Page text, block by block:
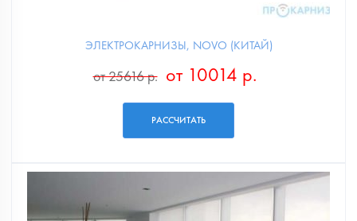
ЭЛЕКТРОКАРНИЗЫ, NOVO (КИТАЙ)
от 25616 р. от 10014 р.
РАССЧИТАТЬ